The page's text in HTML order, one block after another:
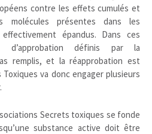
contre les effets cumulés et
molécules présentes dans les
épandus. Dans ces
d’approbation définis par la
remplis, et la réapprobation est
va donc engager plusieurs
Secrets toxiques se fonde
substance active doit être